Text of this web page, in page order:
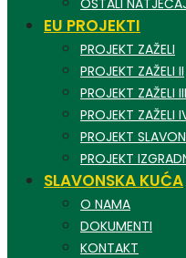
OSTALI
EU PROJEKTI
PROJEKT ZAŽELI
PROJEKT ZAŽELI II
PROJEKT ZAŽELI III
PROJEKT ZAŽELI
PROJEKT
PROJEKT
SLAVONSKA KUĆA
O NAMA
DOKUMENTI
KONTAKT